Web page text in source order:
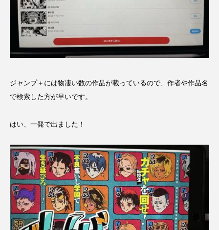
ジャンプ＋には物凄い数の作品が載っているので、作者や作品名
で検索した方が早いです。
はい、一発で出ました！